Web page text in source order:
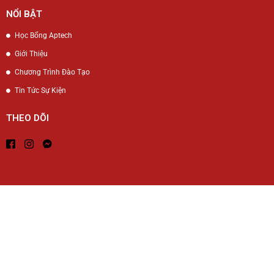
NỔI BẬT
Học Bổng Aptech
Giới Thiệu
Chương Trình Đào Tạo
Tin Tức Sự Kiện
THEO DÕI